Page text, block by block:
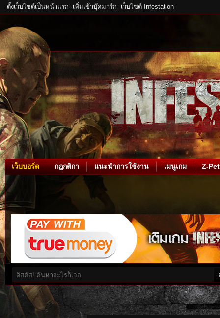
ตั้งเว็บไซต์เป็นหน้าแรก เพิ่มเข้าบุ๊คมาร์ก เว็บไซต์ Infestation
เว็บบอร์ด กฎกติกา แนะนำการใช้งาน เมนูเกม Z-Pet